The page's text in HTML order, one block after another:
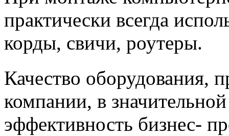
практически всегда
корды, свичи, роутеры.
Качество оборудования,
компании, в
эффективность бизнес-